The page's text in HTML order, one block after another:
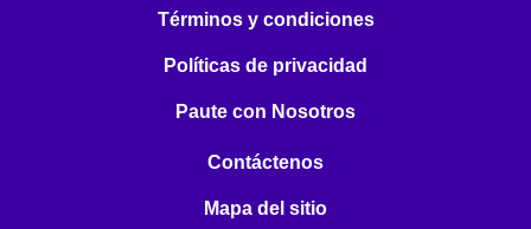
Términos y condiciones
Políticas de privacidad
Paute con Nosotros
Contáctenos
Mapa del sitio